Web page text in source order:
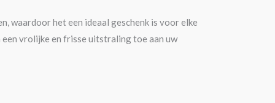
waardoor het een ideaal geschenk is voor elke
vrolijke en frisse uitstraling toe aan uw